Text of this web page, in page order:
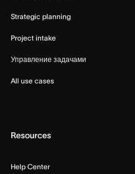
Strategic planning
Project intake
Управление задачами
All use cases
Resources
Help Center